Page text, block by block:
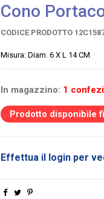
Cono
CODICE PRODOTTO
Misura: Diam. 6 X L 14 CM
In magazzino: 1
Prodotto disponibile
Effettua il login per